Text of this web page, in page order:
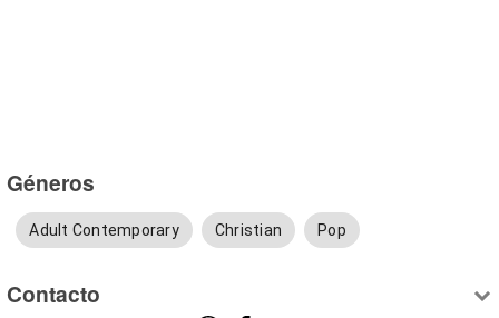
Géneros
Adult Contemporary Christian Pop
Contacto